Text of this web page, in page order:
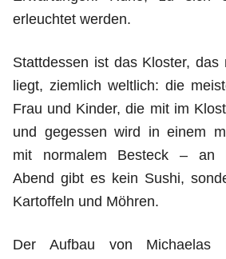
erleuchtet werden.
Stattdessen ist das Kloster,
liegt, ziemlich weltlich: die
Frau und Kinder, die mit im
und gegessen wird in einem
mit normalem Besteck – an
Abend gibt es kein Sushi,
Kartoffeln und Möhren.
Der Aufbau von Michaelas